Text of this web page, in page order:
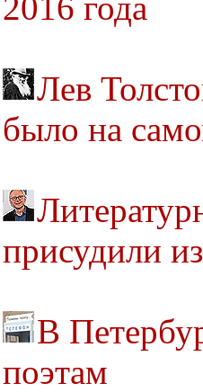
Лев
было на
присудили
В
поэтам